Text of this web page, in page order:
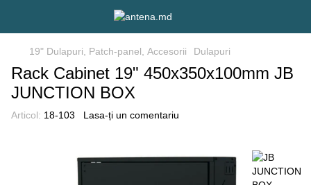
19" Dulapuri, Patch-panel, Аccesorii Dulapuri
Rack Cabinet 19" 450x350x100mm JB
JUNCTION BOX
Articol: 18-103 Lasa-ți un comentariu